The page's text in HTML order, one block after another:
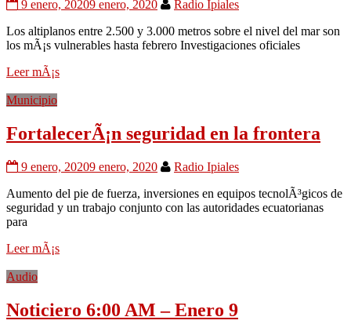
9 enero, 20209 enero, 2020
Radio Ipiales
Los altiplanos entre 2.500 y 3.000 metros sobre el nivel del mar son
los mÃ¡s vulnerables hasta febrero Investigaciones oficiales
Leer mÃ¡s
Municipio
FortalecerÃ¡n seguridad en la frontera
9 enero, 20209 enero, 2020
Radio Ipiales
Aumento del pie de fuerza, inversiones en equipos tecnolÃ³gicos de
seguridad y un trabajo conjunto con las autoridades ecuatorianas
para
Leer mÃ¡s
Audio
Noticiero 6:00 AM – Enero 9